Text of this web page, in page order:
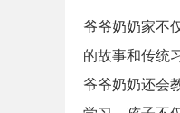
爷爷奶奶家不
的故事和传统
爷爷奶奶还会